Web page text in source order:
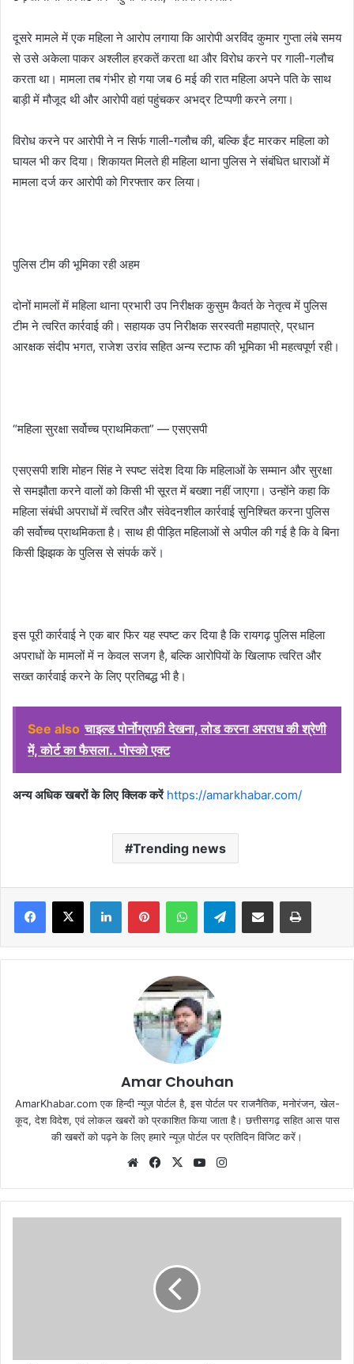
दूसरे मामले में एक महिला ने आरोप लगाया कि आरोपी अरविंद कुमार गुप्ता लंबे समय
से उसे अकेला पाकर अश्लील हरकतें करता था और विरोध करने पर गाली-गलौच
करता था। मामला तब गंभीर हो गया जब 6 मई की रात महिला अपने पति के साथ
बाड़ी में मौजूद थी और आरोपी वहां पहुंचकर अभद्र टिप्पणी करने लगा।
विरोध करने पर आरोपी ने न सिर्फ गाली-गलौच की, बल्कि ईंट मारकर महिला को
घायल भी कर दिया। शिकायत मिलते ही महिला थाना पुलिस ने संबंधित धाराओं में
मामला दर्ज कर आरोपी को गिरफ्तार कर लिया।
पुलिस टीम की भूमिका रही अहम
दोनों मामलों में महिला थाना प्रभारी उप निरीक्षक कुसुम कैवर्त के नेतृत्व में पुलिस
टीम ने त्वरित कार्रवाई की। सहायक उप निरीक्षक सरस्वती महापात्रे, प्रधान
आरक्षक संदीप भगत, राजेश उरांव सहित अन्य स्टाफ की भूमिका भी महत्वपूर्ण रही।
“महिला सुरक्षा सर्वोच्च प्राथमिकता” — एसएसपी
एसएसपी शशि मोहन सिंह ने स्पष्ट संदेश दिया कि महिलाओं के सम्मान और सुरक्षा
से समझौता करने वालों को किसी भी सूरत में बख्शा नहीं जाएगा। उन्होंने कहा कि
महिला संबंधी अपराधों में त्वरित और संवेदनशील कार्रवाई सुनिश्चित करना पुलिस
की सर्वोच्च प्राथमिकता है। साथ ही पीड़ित महिलाओं से अपील की गई है कि वे बिना
किसी झिझक के पुलिस से संपर्क करें।
इस पूरी कार्रवाई ने एक बार फिर यह स्पष्ट कर दिया है कि रायगढ़ पुलिस महिला
अपराधों के मामलों में न केवल सजग है, बल्कि आरोपियों के खिलाफ त्वरित और
सख्त कार्रवाई करने के लिए प्रतिबद्ध भी है।
See also चाइल्ड पोर्नोग्राफ़ी देखना, लोड करना अपराध की श्रेणी
में, कोर्ट का फैसला.. पोस्को एक्ट
अन्य अधिक खबरों के लिए क्लिक करें https://amarkhabar.com/
Trending news
Facebook
X LinkedInPinterestWhatsAppTelegramShare via Email Print
Amar Chouhan
AmarKhabar.com एक हिन्दी न्यूज़ पोर्टल है, इस पोर्टल पर राजनैतिक, मनोरंजन, खेल-
कूद, देश विदेश, एवं लोकल खबरों को प्रकाशित किया जाता है। छत्तीसगढ़ सहित आस पास
की खबरों को पढ़ने के लिए हमारे न्यूज़ पोर्टल पर प्रतिदिन विजिट करें।
WebsiteFacebook
X YouTube